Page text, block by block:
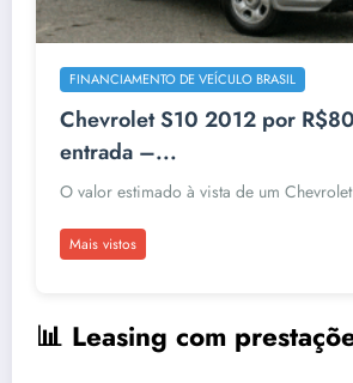
FINANCIAMENTO DE VEÍCULO BRASIL
Chevrolet S10 2012 por
entrada –...
O valor estimado à vista de um
Mais vistos
📊 Leasing com